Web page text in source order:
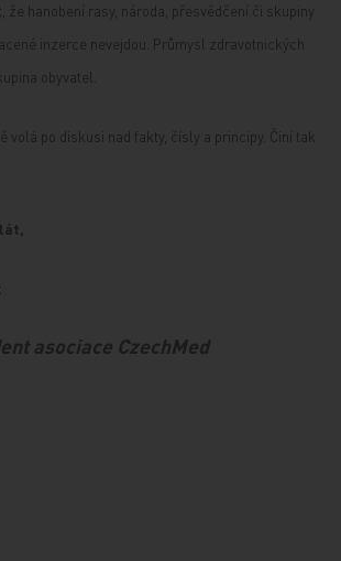
že hanobení rasy, národa, přesvědčení či skupiny
inzerce nevejdou. Průmysl zdravotnických
obyvatel.
volá po diskusi nad fakty, čísly a principy. Činí tak
asociace CzechMed